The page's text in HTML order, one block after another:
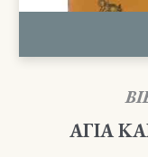
ΑΓΙΑ